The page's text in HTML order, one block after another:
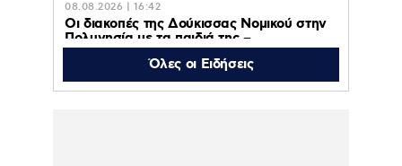
08.08.2026 | 16:42
Οι διακοπές της Δούκισσας Νομικού στην
Πολυνησία με τα παιδιά της –
Φωτογραφίες
08.08.2026 | 16:35
Όλες οι Ειδήσεις